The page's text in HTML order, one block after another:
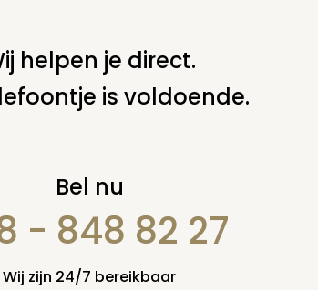
Stel zelf een vraag
helpen je direct.
is voldoende.
Bel nu
- 848 82 27
Wij zijn 24/7 bereikbaar